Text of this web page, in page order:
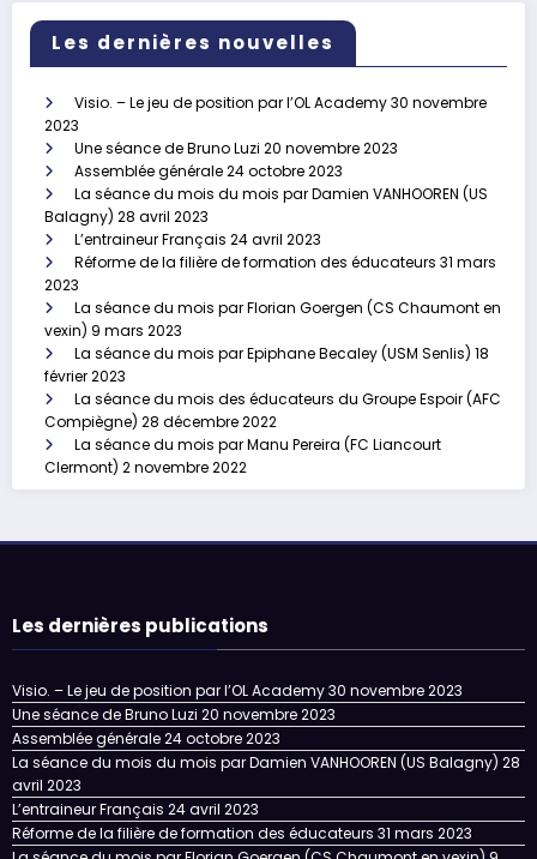
Les dernières nouvelles
Visio. – Le jeu de position par l’OL Academy30 novembre
2023
Une séance de Bruno Luzi 20 novembre 2023
Assemblée générale24 octobre 2023
La séance du mois du mois par Damien VANHOOREN (US
Balagny) 28 avril 2023
L’entraineur Français 24 avril 2023
Réforme de la filière de formation des éducateurs 31 mars
2023
La séance du mois par Florian Goergen (CS Chaumont en
vexin) 9 mars 2023
La séance du mois par Epiphane Becaley (USM Senlis) 18
février 2023
La séance du mois des éducateurs du Groupe Espoir (AFC
Compiègne) 28 décembre 2022
La séance du mois par Manu Pereira (FC Liancourt
Clermont) 2 novembre 2022
Les dernières publications
Visio. – Le jeu de position par l’OL Academy30 novembre 2023
Une séance de Bruno Luzi 20 novembre 2023
Assemblée générale24 octobre 2023
La séance du mois du mois par Damien VANHOOREN (US Balagny) 28
avril 2023
L’entraineur Français 24 avril 2023
Réforme de la filière de formation des éducateurs 31 mars 2023